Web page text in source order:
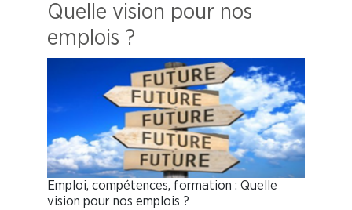
Quelle vision pour nos
emplois ?
Emploi, compétences, formation : Quelle
vision pour nos emplois ?